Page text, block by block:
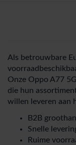
Als betrouwbare
Onze Oppo A77
die hun
willen leveren aan
B2B
Snelle
Ruime